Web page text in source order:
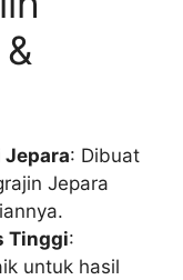
Jepara: Dibuat
Jepara
Tinggi:
untuk hasil